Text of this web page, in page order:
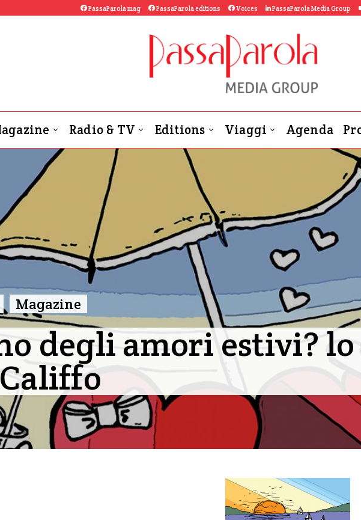
PassaParola mag PassaParola editions Voices PassaParola Media Group
Radio & TV Editions Viaggi Agenda
Magazine
degli amori estivi? lo